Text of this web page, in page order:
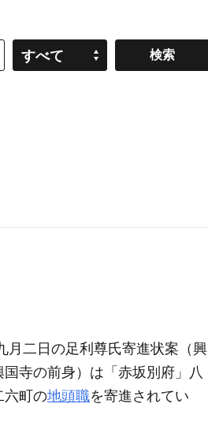
すべて
月二日の足利尊氏寄進状案 （興
寺の前身） は「赤坂別府」八
六町の地頭職を寄進されてい